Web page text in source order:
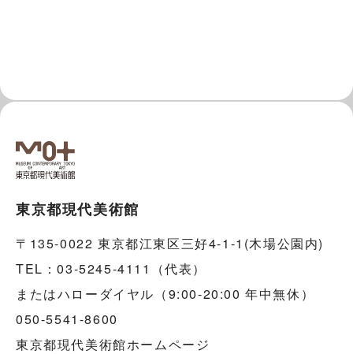
東京都現代美術館
〒135-0022 東京都江東区三好4-1-1(木場公園内)
TEL：03-5245-4111（代表）
またはハローダイヤル（9:00-20:00 年中無休）
050-5541-8600
東京都現代美術館ホームページ